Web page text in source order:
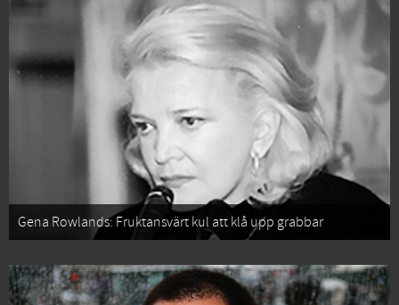
Gena Rowlands: Fruktansvärt kul att klå upp grabbar